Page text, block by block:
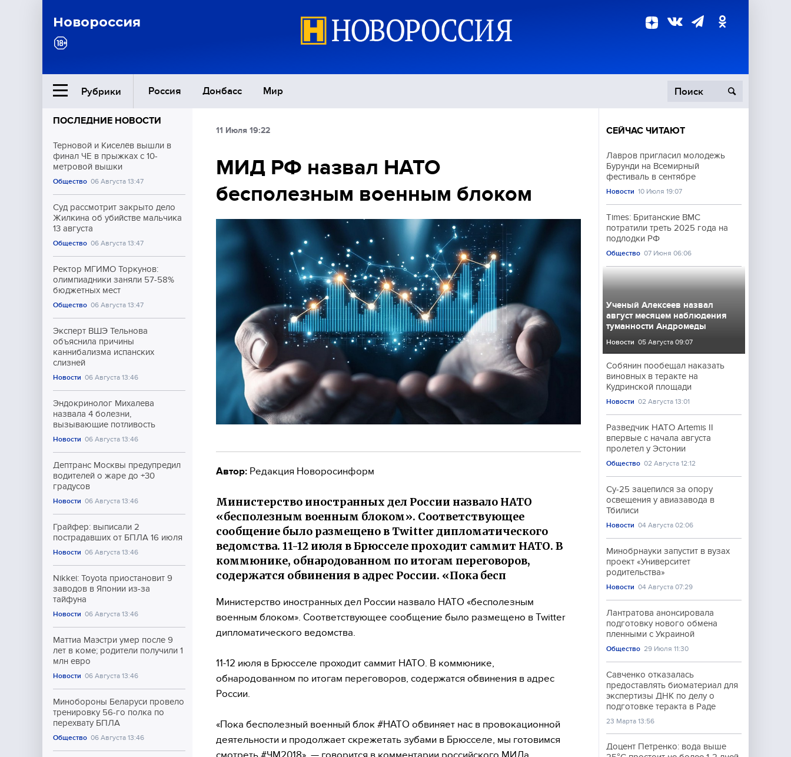
Новороссия
Рубрики Россия Донбасс Мир
Ближний Восток
Общество
Экономика
Происшествия
Культура
ПОСЛЕДНИЕ НОВОСТИ
Терновой и Киселёв вышли в
финал ЧЕ в прыжках с 10-
метровой вышки
Общество 06 Августа 13:47
Суд рассмотрит закрыто дело
Жилкина об убийстве мальчика
13 августа
Общество 06 Августа 13:47
Ректор МГИМО Торкунов:
олимпиадники заняли 57-58%
бюджетных мест
Общество 06 Августа 13:47
Эксперт ВШЭ Тельнова
объяснила причины
каннибализма испанских
слизней
Новости 06 Августа 13:46
Эндокринолог Михалева
назвала 4 болезни,
вызывающие потливость
Новости 06 Августа 13:46
Дептранс Москвы предупредил
водителей о жаре до +30
градусов
Новости 06 Августа 13:46
Грайфер: выписали 2
пострадавших от БПЛА 16 июля
Новости 06 Августа 13:46
Nikkei: Toyota приостановит 9
заводов в Японии из-за
тайфуна
Новости 06 Августа 13:46
Маттиа Маэстри умер после 9
лет в коме; родители получили 1
млн евро
Новости 06 Августа 13:46
Минобороны Беларуси провело
тренировку 56-го полка по
перехвату БПЛА
Общество 06 Августа 13:46
11 Июля 19:22
МИД РФ назвал НАТО
бесполезным военным блоком
Автор: Редакция Новоросинформ
Министерство иностранных дел России назвало НАТО
«бесполезным военным блоком». Соответствующее
сообщение было размещено в Twitter дипломатического
ведомства. 11-12 июля в Брюсселе проходит саммит НАТО. В
коммюнике, обнародованном по итогам переговоров,
содержатся обвинения в адрес России. «Пока бесп
Министерство иностранных дел России назвало НАТО «бесполезным
военным блоком». Соответствующее сообщение было размещено в Twitter
дипломатического ведомства.
11-12 июля в Брюсселе проходит саммит НАТО. В коммюнике,
обнародованном по итогам переговоров, содержатся обвинения в адрес
России.
«Пока бесполезный военный блок #НАТО обвиняет нас в провокационной
деятельности и продолжает скрежетать зубами в Брюсселе, мы готовимся
СЕЙЧАС ЧИТАЮТ
Лавров пригласил молодежь
Бурунди на Всемирный
фестиваль в сентябре
Новости 10 Июля 19:07
Times: Британские ВМС
потратили треть 2025 года на
подлодки РФ
Общество 07 Июня 06:06
Ученый Алексеев назвал
август месяцем наблюдения
туманности Андромеды
Новости 05 Августа 09:07
Собянин пообещал наказать
виновных в теракте на
Кудринской площади
Новости 02 Августа 13:01
Разведчик НАТО Artemis II
впервые с начала августа
пролетел у Эстонии
Общество 02 Августа 12:12
Су-25 зацепился за опору
освещения у авиазавода в
Тбилиси
Новости 04 Августа 02:06
Минобрнауки запустит в вузах
проект «Университет
родительства»
Новости 04 Августа 07:29
Лантратова анонсировала
подготовку нового обмена
пленными с Украиной
Общество 29 Июля 11:30
Савченко отказалась
предоставлять биоматериал для
экспертизы ДНК по делу о
подготовке теракта в Раде
23 Марта 13:56
Доцент Петренко: вода выше